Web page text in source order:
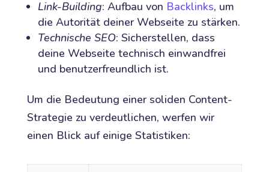
Link-Building: Aufbau von Backlinks, um
die Autorität deiner Webseite zu stärken.
Technische SEO: Sicherstellen, dass
deine Webseite technisch einwandfrei
und benutzerfreundlich ist.
Um die Bedeutung einer soliden Content-
Strategie zu verdeutlichen, werfen wir
einen Blick auf einige Statistiken: